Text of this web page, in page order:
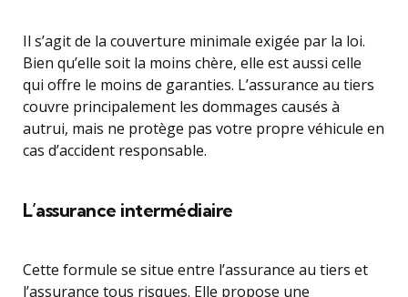
Il s’agit de la couverture minimale exigée par la loi.
Bien qu’elle soit la moins chère, elle est aussi celle
qui offre le moins de garanties. L’assurance au tiers
couvre principalement les dommages causés à
autrui, mais ne protège pas votre propre véhicule en
cas d’accident responsable.
L’assurance intermédiaire
Cette formule se situe entre l’assurance au tiers et
l’assurance tous risques. Elle propose une